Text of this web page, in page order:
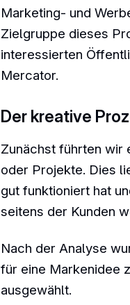
Marketing- und
Zielgruppe dieses
interessierten
Mercator.
Der kreative
Zunächst führten wir
oder Projekte. Dies
gut funktioniert hat
seitens der Kunden
Nach der Analyse
für eine Markenidee
ausgewählt.